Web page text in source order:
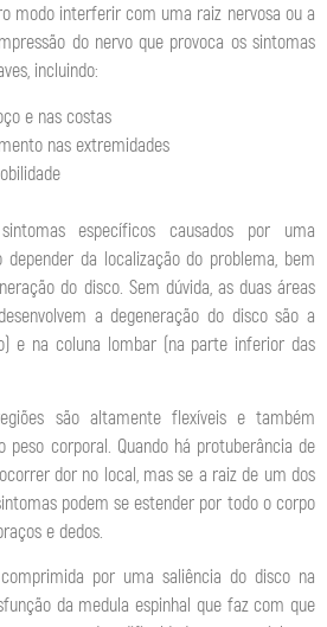
modo interferir com uma raiz nervosa ou a
do nervo que provoca os sintomas
incluindo:
e nas costas
nas extremidades
específicos causados por uma
da localização do problema, bem
do disco. Sem dúvida, as duas áreas
a degeneração do disco são a
e na coluna lombar (na parte inferior das
são altamente flexíveis e também
corporal. Quando há protuberância de
dor no local, mas se a raiz de um dos
podem se estender por todo o corpo
e dedos.
por uma saliência do disco na
da medula espinhal que faz com que